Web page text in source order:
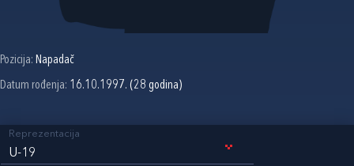
Pozicija: Napadač
Datum rođenja: 16.10.1997. (28 godina)
Reprezentacija
U-19